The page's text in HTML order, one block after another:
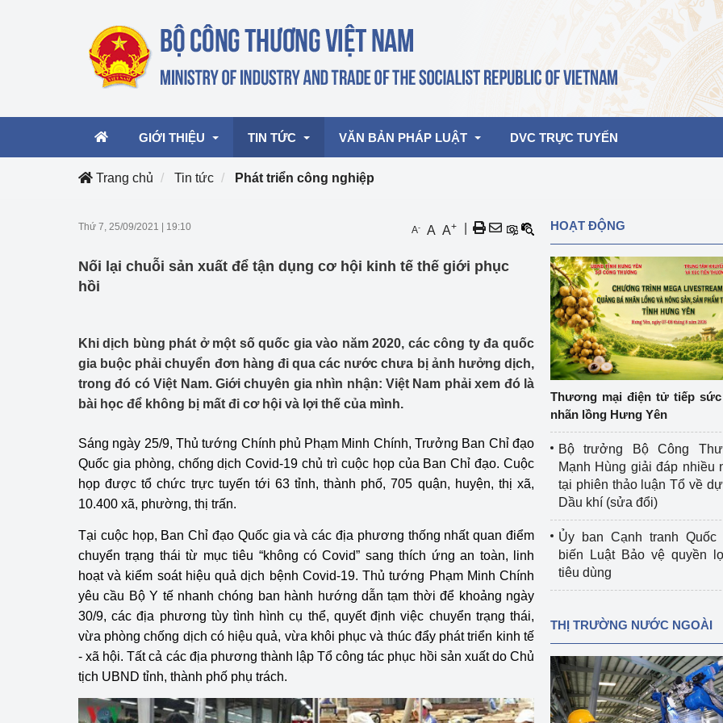
GIỚI THIỆU TIN TỨC
Hoạt động của Lãnh đạo Bộ
mại, Dịch vụ Việt Nam 2026
Hoạt động của Bộ trưởng
Công Thương - Công luận
Họp báo
Thông cáo báo chí
Điểm báo
Chuyển đổi số
Lịch sử phát triển
Bản tin Thị trường Nông Lâm Thủy sản
Phát triển bền vững
Tổ chức kiểm định
Tổ chức kiểm định kỹ thuật an toàn lao
động thuộc thẩm quyền quản lý của
Bộ Công Thương
Tổ chức được cấp GCN đăng ký, hoạt
động kiểm định thiết bị, dụng cụ điện
làm việc ở môi trường không có nguy
hiểm khí, bụi nổ
Văn hóa ngành Công Thương
Tái cơ cấu ngành Công Thương
Quản lý thị trường
Sử dụng năng lượng tiết kiệm và
Hiệu quả năng lượng
VĂN BẢN PHÁP LUẬT DVC TRỰC TUYẾN
Trang chủ Tin tức Phát triển công nghiệp
Thứ 7, 25/09/2021 19:10 A- A A+
Nối lại chuỗi sản xuất để tận dụng cơ hội kinh tế thế giới phục
hồi
Khi dịch bùng phát ở một số quốc gia vào năm 2020, các công ty đa quốc
gia buộc phải chuyển đơn hàng đi qua các nước chưa bị ảnh hưởng dịch,
trong đó có Việt Nam. Giới chuyên gia nhìn nhận: Việt Nam phải xem đó là
bài học để không bị mất đi cơ hội và lợi thế của mình.
Sáng ngày 25/9, Thủ tướng Chính phủ Phạm Minh Chính, Trưởng Ban Chỉ đạo
Quốc gia phòng, chống dịch Covid-19 chủ trì cuộc họp của Ban Chỉ đạo. Cuộc
họp được tổ chức trực tuyến tới 63 tỉnh, thành phố, 705 quận, huyện, thị xã,
10.400 xã, phường, thị trấn.
Tại cuộc họp, Ban Chỉ đạo Quốc gia và các địa phương thống nhất quan điểm
chuyển trạng thái từ mục tiêu “không có Covid” sang thích ứng an toàn, linh
hoạt và kiểm soát hiệu quả dịch bệnh Covid-19. Thủ tướng Phạm Minh Chính
yêu cầu Bộ Y tế nhanh chóng ban hành hướng dẫn tạm thời để khoảng ngày
30/9, các địa phương tùy tình hình cụ thể, quyết định việc chuyển trạng thái,
vừa phòng chống dịch có hiệu quả, vừa khôi phục và thúc đẩy phát triển kinh tế
- xã hội. Tất cả các địa phương thành lập Tổ công tác phục hồi sản xuất do Chủ
tịch UBND tỉnh, thành phố phụ trách.
HOẠT ĐỘNG
Thương mại điện tử tiếp
nhãn lồng Hưng Yên
Bộ trưởng Bộ Công
Mạnh Hùng giải đáp nhiều
tại phiên thảo luận Tổ về
Dầu khí (sửa đổi)
Ủy ban Cạnh tranh Quốc
biến Luật Bảo vệ quyền
tiêu dùng
THỊ TRƯỜNG NƯỚC NGOÀI